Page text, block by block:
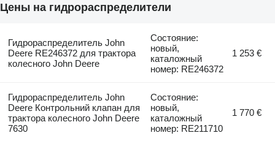
Цены на гидрораспределители
Гидрораспределитель John
Deere RE246372 для трактора
колесного John Deere
Состояние:
новый,
каталожный
номер: RE246372
1 253 €
Гидрораспределитель John
Deere Контрольний клапан для
трактора колесного John Deere
7630
Состояние:
новый,
каталожный
номер: RE211710
1 770 €